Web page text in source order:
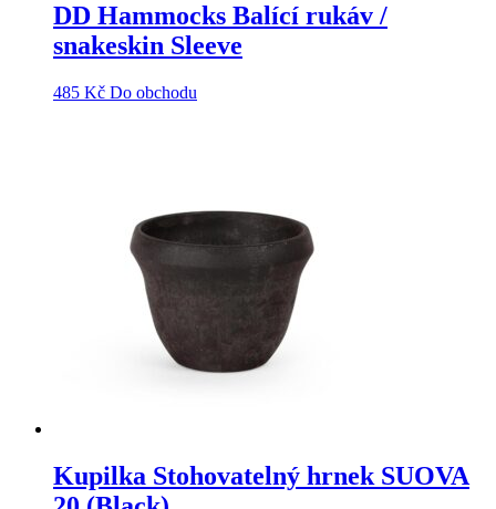
DD Hammocks Balící rukáv /
snakeskin Sleeve
485 Kč Do obchodu
Kupilka Stohovatelný hrnek SUOVA